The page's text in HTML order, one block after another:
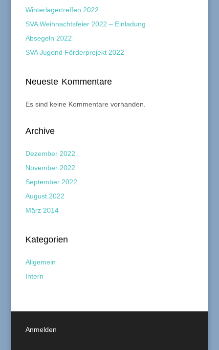
Winterlagertreffen 2022
SVA Weihnachtsfeier 2022 – Einladung
Absegeln 2022
SVA Jugend Förderprojekt 2022
Neueste Kommentare
Es sind keine Kommentare vorhanden.
Archive
Dezember 2022
November 2022
September 2022
August 2022
März 2014
Kategorien
Allgemein
Intern
Anmelden